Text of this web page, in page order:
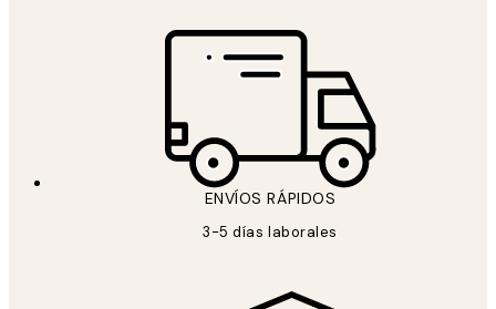
ENVÍOS RÁPIDOS
3-5 días laborales